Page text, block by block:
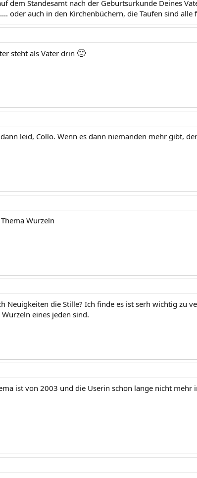
dem Standesamt nach der Geburtsurkunde Deines
oder auch in den Kirchenbüchern, die Taufen sind alle
steht als Vater drin 🙁
leid, Collo. Wenn es dann niemanden mehr gibt,
Wurzeln
Neuigkeiten die Stille? Ich finde es ist serh wichtig zu
eines jeden sind.
ist von 2003 und die Userin schon lange nicht